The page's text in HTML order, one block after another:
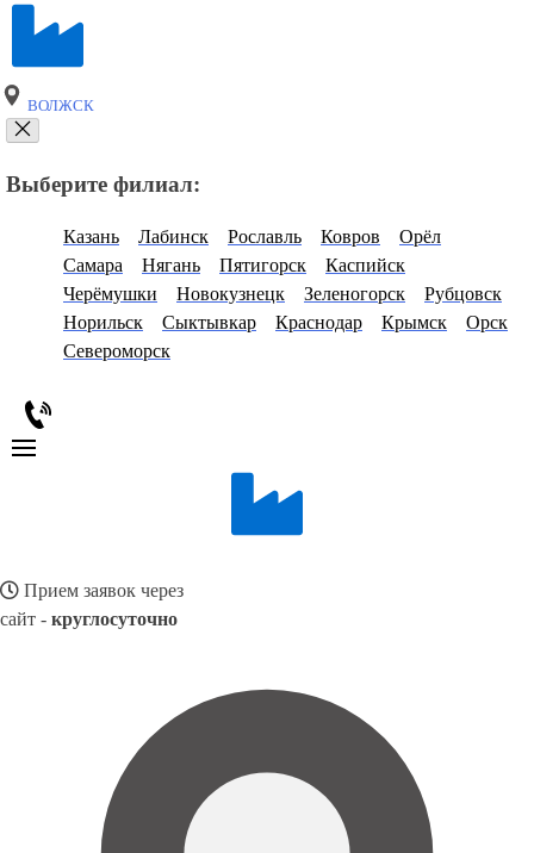
ВОЛЖСК
Выберите филиал:
Казань Лабинск Рославль Ковров
Орёл
Самара
Нягань Пятигорск
Каспийск
Черёмушки
Новокузнецк Зеленогорск
Рубцовск
Норильск
Сыктывкар Краснодар Крымск
Орск
Североморск
Прием заявок через
сайт - круглосуточно